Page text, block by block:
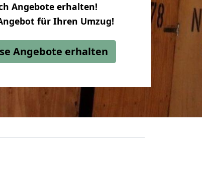
Angebote erhalten!
für Ihren Umzug!
Angebote erhalten